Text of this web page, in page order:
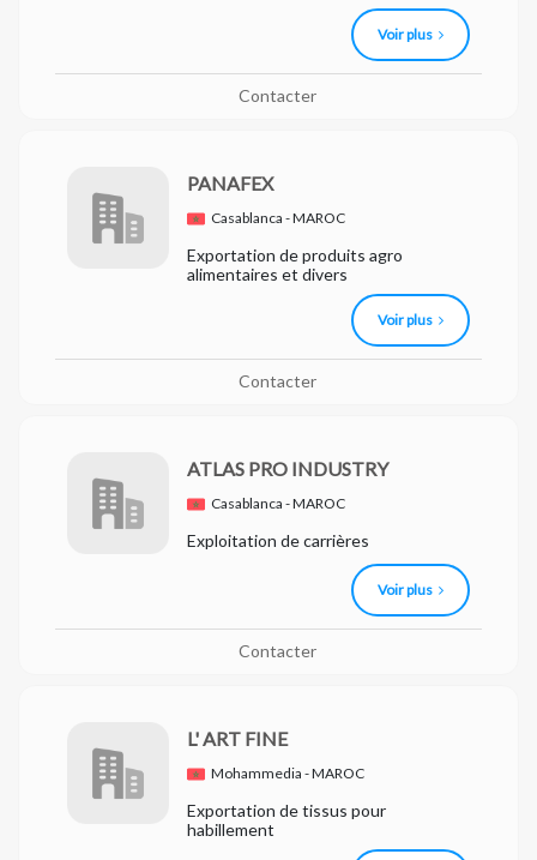
Voir plus
Contacter
PANAFEX
Casablanca - MAROC
Exportation de produits agro
alimentaires et divers
Voir plus
Contacter
ATLAS PRO INDUSTRY
Casablanca - MAROC
Exploitation de carrières
Voir plus
Contacter
L' ART FINE
Mohammedia - MAROC
Exportation de tissus pour
habillement